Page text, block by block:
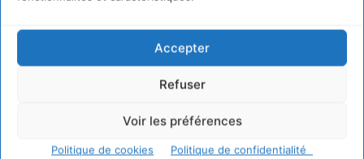
Accepter
Refuser
Voir les préférences
Politique de cookies Politique de confidentialité
désert ne cesse de progresser, symptôme du
réchauffement climatique. Croissance et catastrophe se
l’Allemagne dans un quartier alternatif, à «voitures
réduites». Ce modèle-là peut-il s’imposer ?